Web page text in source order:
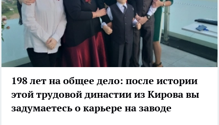
198 лет на общее дело: после истории
этой трудовой династии из Кирова вы
задумаетесь о карьере на заводе